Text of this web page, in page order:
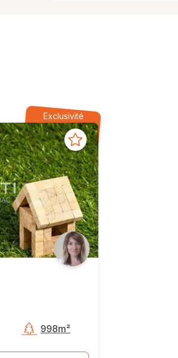
Exclusivité
998m²